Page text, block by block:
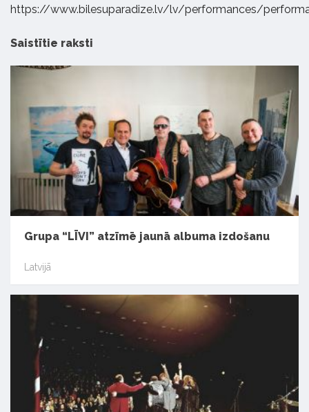
https://www.bilesuparadize.lv/lv/performances/
Saistītie raksti
Grupa “LĪVI” atzīmē jaunā albuma izdošanu
Latvijā